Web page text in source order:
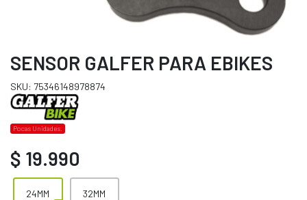
SENSOR GALFER PARA EBIKES
SKU: 75346148978874
Pocas Unidades.
$ 19.990
24MM 32MM